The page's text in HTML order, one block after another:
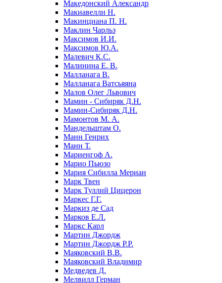
Македонский Александр
Макиавелли Н.
Макинциана П. Н.
Маклин Чарльз
Максимов И.И.
Максимов Ю.А.
Малевич К.С.
Малинина Е. В.
Малланага В.
Малланага Ватсьяяна
Малов Олег Львович
Мамин - Сибиряк Д.Н.
Мамин-Сибиряк Д.Н.
Мамонтов М. А.
Мандельштам О.
Манн Генрих
Манн Т.
Мариенгоф А.
Марио Пьюзо
Мария Сибилла Мериан
Марк Твен
Марк Туллий Цицерон
Маркес Г.Г.
Маркиз де Сад
Марков Е.Л.
Маркс Карл
Мартин Джордж
Мартин Джордж Р.Р.
Маяковский В.В.
Маяковский Владимир
Медведев Д.
Мелвилл Герман